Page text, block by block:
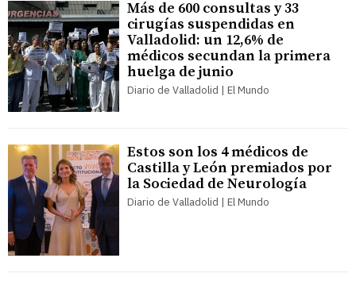
Más de 600 consultas y 33
cirugías suspendidas en
Valladolid: un 12,6% de
médicos secundan la primera
huelga de junio
Diario de Valladolid | El Mundo
Estos son los 4 médicos de
Castilla y León premiados por
la Sociedad de Neurología
Diario de Valladolid | El Mundo